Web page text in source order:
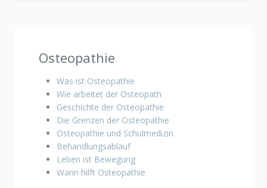
Osteopathie
Was ist Osteopathie
Wie arbeitet der Osteopath
Geschichte der Osteopathie
Die Grenzen der Osteopathie
Osteopathie und Schulmedizin
Behandlungsablauf
Leben ist Bewegung
Wann hilft Osteopathie